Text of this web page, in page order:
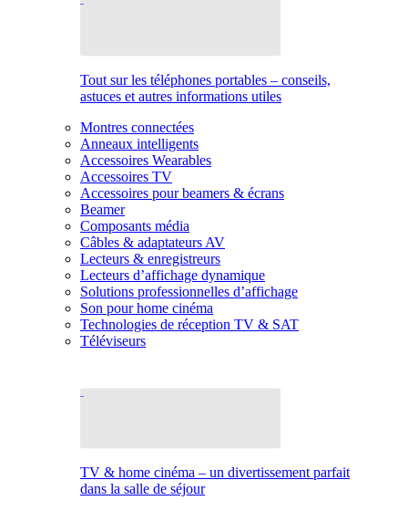
Tout sur les téléphones portables – conseils,
astuces et autres informations utiles
Montres connectées
Anneaux intelligents
Accessoires Wearables
Accessoires TV
Accessoires pour beamers & écrans
Beamer
Composants média
Câbles & adaptateurs AV
Lecteurs & enregistreurs
Lecteurs d’affichage dynamique
Solutions professionnelles d’affichage
Son pour home cinéma
Technologies de réception TV & SAT
Téléviseurs
TV & home cinéma – un divertissement parfait
dans la salle de séjour